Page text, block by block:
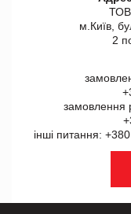
ТОВ
м.Київ,
2
замовлення
інші питання: